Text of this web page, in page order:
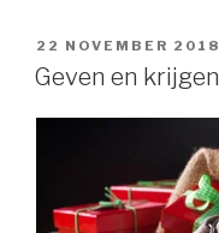
POSTED
ON
22 NOVEMBER 2018
Geven en krijgen